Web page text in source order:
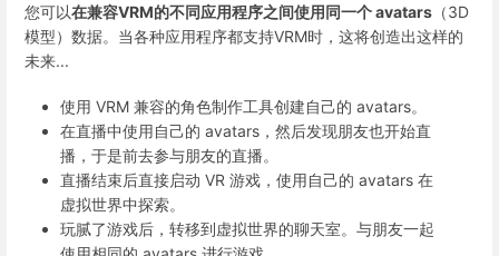
您可以在兼容VRM的不同应用程序之间使用同一个 avatars （3D
模型）数据。当各种应用程序都支持VRM时，这将创造出这样的
未来...
使用 VRM 兼容的角色制作工具创建自己的 avatars。
在直播中使用自己的 avatars，然后发现朋友也开始直
播，于是前去参与朋友的直播。
直播结束后直接启动 VR 游戏，使用自己的 avatars 在
虚拟世界中探索。
玩腻了游戏后，转移到虚拟世界的聊天室。与朋友一起